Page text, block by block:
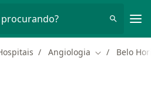
Angiologia Mudar de
Belo